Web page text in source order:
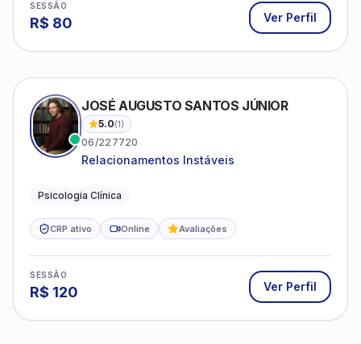
SESSÃO
R$ 80 Ver Perfil
JOSÉ AUGUSTO SANTOS JÚNIOR
5.0(1)
06/227720
Relacionamentos Instáveis
Psicologia Clínica
CRP ativo Online Avaliações
SESSÃO
R$ 120 Ver Perfil